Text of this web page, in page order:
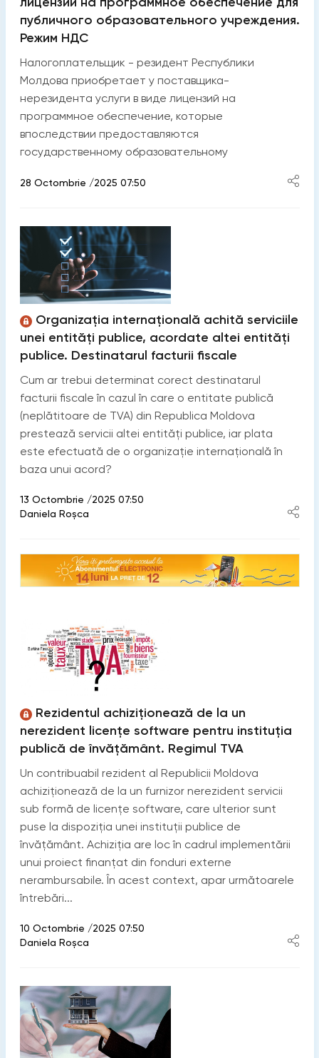
публичного образовательного учреждения.
Режим НДС
Налогоплательщик - резидент Республики
Молдова приобретает у поставщика-
нерезидента услуги в виде лицензий на
программное обеспечение, которые
впоследствии предоставляются
государственному образовательному
28 Octombrie /2025 07:50
Organizația internațională achită serviciile
unei entități publice, acordate altei entități
publice. Destinatarul facturii fiscale
Cum ar trebui determinat corect destinatarul
facturii fiscale în cazul în care o entitate publică
(neplătitoare de TVA) din Republica Moldova
prestează servicii altei entități publice, iar plata
este efectuată de o organizație internațională în
baza unui acord?
13 Octombrie /2025 07:50
Daniela Roșca
Rezidentul achiziționează de la un
nerezident licențe software pentru instituția
publică de învățământ. Regimul TVA
Un contribuabil rezident al Republicii Moldova
achiziționează de la un furnizor nerezident servicii
sub formă de licențe software, care ulterior sunt
puse la dispoziția unei instituții publice de
învățământ. Achiziția are loc în cadrul implementării
unui proiect finanțat din fonduri externe
nerambursabile. În acest context, apar următoarele
întrebări...
10 Octombrie /2025 07:50
Daniela Roșca